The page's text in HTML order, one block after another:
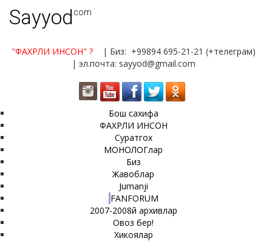
Sayyod.com
"ФАХРЛИ ИНСОН" ?
| Биз: +99894 695-21-21 (+телеграм)
| эл.почта: sayyod@gmail.com
Бош сахифа
ФАХРЛИ ИНСОН
Суратгох
МОНОЛОГлар
Биз
Жавоблар
Jumanji
FANFORUM
2007-2008й архивлар
Овоз бер!
Хикоялар